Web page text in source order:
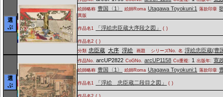
選
ぶ
絵師略称 豊国〈1〉 絵師Roma Utagawa Toyokuni:1 落款印章
異版
作品名1 「浮絵忠臣蔵大序段之図」 ( )
作品名2 ( )
分類 忠臣蔵 大序 浮絵 画題 シリーズNo. 名 浮絵忠臣蔵(豊
選
ぶ
作品No. arcUP2822 CoGNo. arcUP1158 Co重複: 1 出版年: 寛
絵師略称 豊国〈1〉 絵師Roma Utagawa Toyokuni:1 落款印章
作品名1 「浮絵 忠臣蔵二段目之図」 ( )
作品名2 ( )